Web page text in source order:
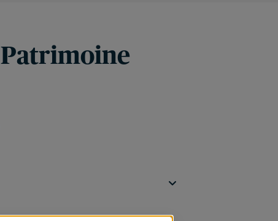
Patrimoine